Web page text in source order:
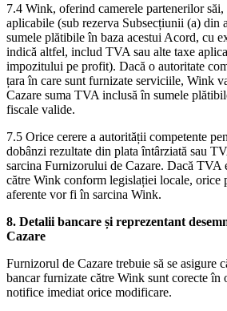
7.4 Wink, oferind camerele partenerilor
aplicabile (sub rezerva Subsecțiunii (a) din
sumele plătibile în baza acestui Acord, cu
indică altfel, includ TVA sau alte taxe
impozitului pe profit). Dacă o autoritate
țara în care sunt furnizate serviciile, Wink
Cazare suma TVA inclusă în sumele
fiscale valide.
7.5 Orice cerere a autorității competente
dobânzi rezultate din plata întârziată sau
sarcina Furnizorului de Cazare. Dacă TVA
către Wink conform legislației locale, orice
aferente vor fi în sarcina Wink.
8. Detalii bancare și reprezentant
Cazare
Furnizorul de Cazare trebuie să se asigure
bancar furnizate către Wink sunt corecte în
notifice imediat orice modificare.